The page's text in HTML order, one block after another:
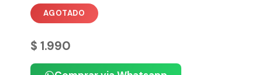
$ 1.990